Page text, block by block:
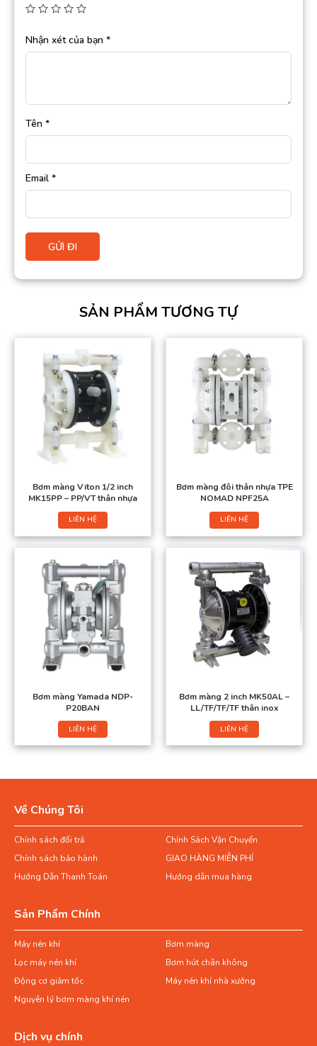
Nhận xét của bạn *
Tên *
Email *
SẢN PHẨM TƯƠNG TỰ
Bơm màng Viton 1/2 inch
MK15PP – PP/VT thân nhựa
LIÊN HỆ
Bơm màng đôi thân nhựa TPE
NOMAD NPF25A
LIÊN HỆ
Bơm màng Yamada NDP-
P20BAN
LIÊN HỆ
Bơm màng 2 inch MK50AL –
LL/TF/TF/TF thân inox
LIÊN HỆ
Về Chúng Tôi
Chính sách đổi trả
Chính Sách Vận Chuyển
Chính sách bảo hành
GIAO HÀNG MIỄN PHÍ
Hướng Dẫn Thanh Toán
Hướng dẫn mua hàng
Sản Phẩm Chính
Máy nén khí
Bơm màng
Lọc máy nén khí
Bơm hút chân không
Động cơ giảm tốc
Máy nén khí nhà xưởng
Nguyên lý bơm màng khí nén
Dịch vụ chính